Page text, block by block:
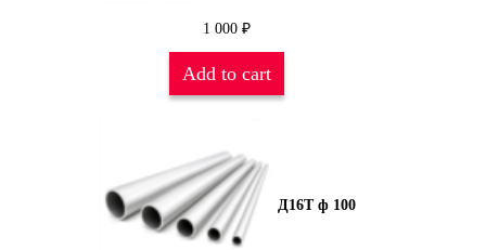
1 000 ₽
Add to cart
Д16Т ф 100